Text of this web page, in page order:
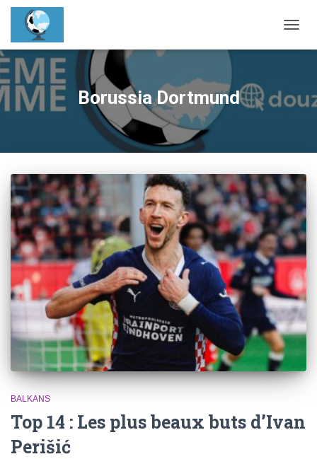
Borussia Dortmund
BALKANS
Top 14 : Les plus beaux buts d’Ivan
Perišić